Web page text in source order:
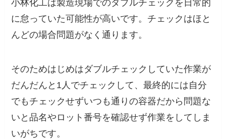
小林化工は製造現場でのダブルチェックを日常的
に怠っていた可能性が高いです。チェックはほと
んどの場合問題がなく通ります。
そのためはじめはダブルチェックしていた作業が
だんだんと1人でチェックして、最終的には自分
でもチェックせずいつも通りの容器だから問題な
いと品名やロット番号を確認せず作業をしてしま
いがちです。